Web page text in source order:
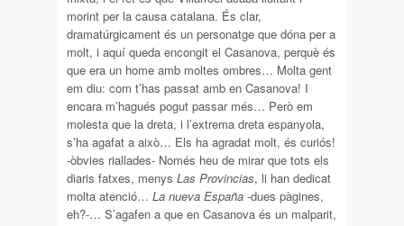
morint per la causa catalana. És clar,
dramatúrgicament és un personatge que dóna per a
molt, i aquí queda encongit el Casanova, perquè és
que era un home amb moltes ombres… Molta gent
em diu: com t’has passat amb en Casanova! I
encara m’hagués pogut passar més… Però em
molesta que la dreta, i l’extrema dreta espanyola,
s’ha agafat a això… Els ha agradat molt, és curiós!
-òbvies riallades- Només heu de mirar que tots els
diaris fatxes, menys Las Provincias, li han dedicat
molta atenció… La nueva España -dues pàgines,
eh?-… S’agafen a que en Casanova és un malparit,